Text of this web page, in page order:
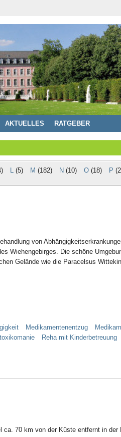
AKTUELLES RATGEBER
L(5) M (182) N (10) O(18) P
von
Wiehengebirges. Die schöne
Gelände wie die Paracelsus
Medikamentenentzug
Reha mit Kinderbetreuung
70 km von der Küste entfernt in